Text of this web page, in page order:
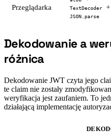
Przeglądarka TextDecoder +
JSON.parse
#
Dekodowanie a
różnica
Dekodowanie JWT czyta jego
te claim nie zostały
weryfikacja jest zaufaniem. To
działającą implementację